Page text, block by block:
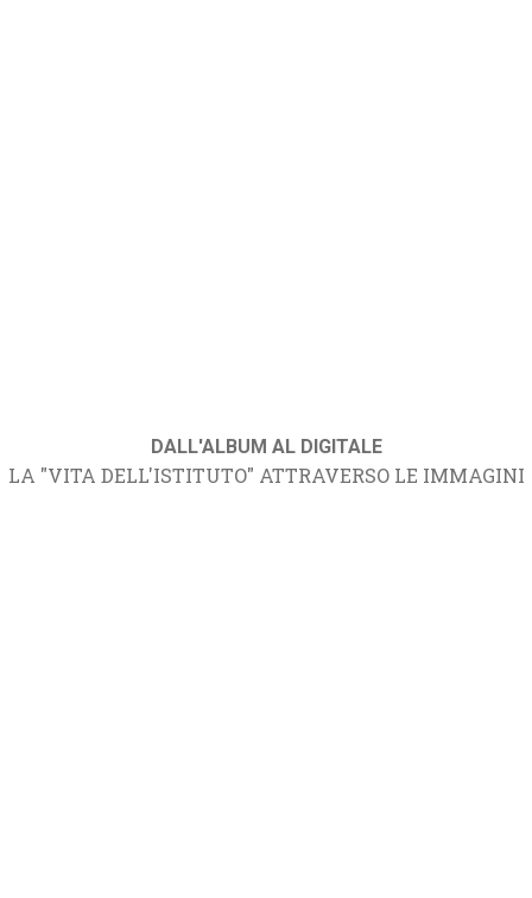
DALL'ALBUM AL DIGITALE
LA "VITA DELL'ISTITUTO" ATTRAVERSO LE IMMAGINI